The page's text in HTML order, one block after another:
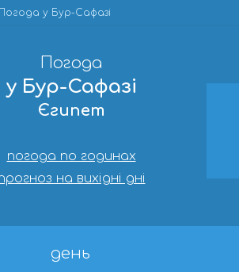
Погода у Бур-Сафазі
Погода
у Бур-Сафазі
Єгипет
погода по годинах
на вихідні дні
день